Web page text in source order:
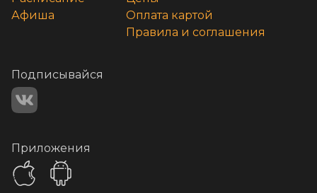
Афиша
Оплата картой
Правила и соглашения
Подписывайся
Приложения